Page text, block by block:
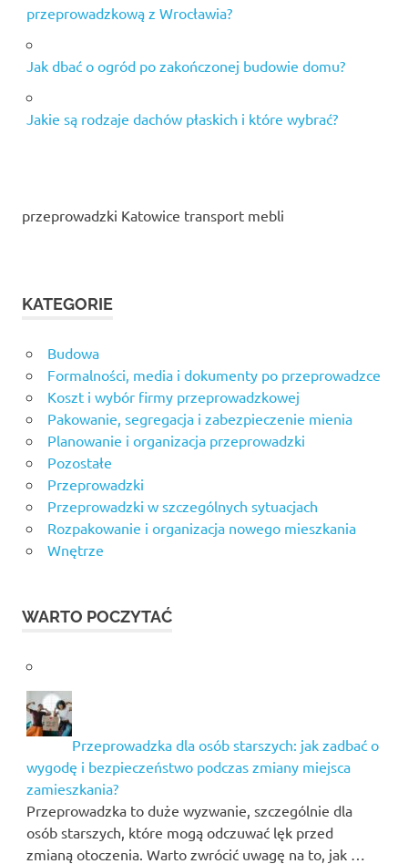
przeprowadzkową z Wrocławia?
Jak dbać o ogród po zakończonej budowie domu?
Jakie są rodzaje dachów płaskich i które wybrać?
przeprowadzki Katowice transport mebli
KATEGORIE
Budowa
Formalności, media i dokumenty po przeprowadzce
Koszt i wybór firmy przeprowadzkowej
Pakowanie, segregacja i zabezpieczenie mienia
Planowanie i organizacja przeprowadzki
Pozostałe
Przeprowadzki
Przeprowadzki w szczególnych sytuacjach
Rozpakowanie i organizacja nowego mieszkania
Wnętrze
WARTO POCZYTAĆ
Przeprowadzka dla osób starszych: jak zadbać o
wygodę i bezpieczeństwo podczas zmiany miejsca
zamieszkania?
Przeprowadzka to duże wyzwanie, szczególnie dla
osób starszych, które mogą odczuwać lęk przed
zmianą otoczenia. Warto zwrócić uwagę na to, jak …